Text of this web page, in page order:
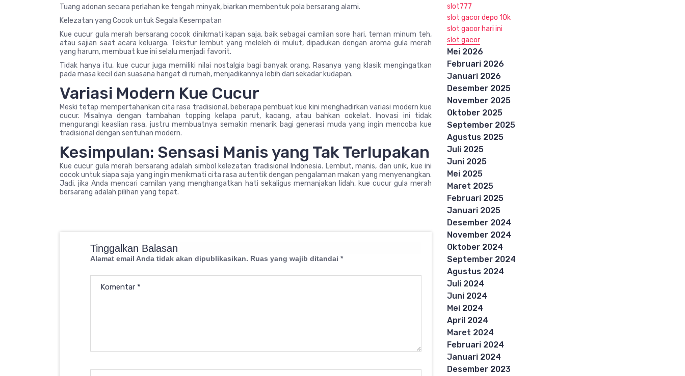
Tuang adonan secara perlahan ke tengah minyak, biarkan membentuk pola bersarang alami.
Kelezatan yang Cocok untuk Segala Kesempatan
Kue cucur gula merah bersarang cocok dinikmati kapan saja, baik sebagai camilan sore hari, teman minum teh,
atau sajian saat acara keluarga. Tekstur lembut yang meleleh di mulut, dipadukan dengan aroma gula merah
yang harum, membuat kue ini selalu menjadi favorit.
Tidak hanya itu, kue cucur juga memiliki nilai nostalgia bagi banyak orang. Rasanya yang klasik mengingatkan
pada masa kecil dan suasana hangat di rumah, menjadikannya lebih dari sekadar kudapan.
Variasi Modern Kue Cucur
Meski tetap mempertahankan cita rasa tradisional, beberapa pembuat kue kini menghadirkan variasi modern kue
cucur. Misalnya dengan tambahan topping kelapa parut, kacang, atau bahkan cokelat. Inovasi ini tidak
mengurangi keaslian rasa, justru membuatnya semakin menarik bagi generasi muda yang ingin mencoba kue
tradisional dengan sentuhan modern.
Kesimpulan: Sensasi Manis yang Tak Terlupakan
Kue cucur gula merah bersarang adalah simbol kelezatan tradisional Indonesia. Lembut, manis, dan unik, kue ini
cocok untuk siapa saja yang ingin menikmati cita rasa autentik dengan pengalaman makan yang menyenangkan.
Jadi, jika Anda mencari camilan yang menghangatkan hati sekaligus memanjakan lidah, kue cucur gula merah
bersarang adalah pilihan yang tepat.
Tinggalkan Balasan
Alamat email Anda tidak akan dipublikasikan. Ruas yang wajib ditandai *
Komentar *
slot777
slot gacor depo 10k
slot gacor hari ini
slot gacor
Mei 2026
Februari 2026
Januari 2026
Desember 2025
November 2025
Oktober 2025
September 2025
Agustus 2025
Juli 2025
Juni 2025
Mei 2025
Maret 2025
Februari 2025
Januari 2025
Desember 2024
November 2024
Oktober 2024
September 2024
Agustus 2024
Juli 2024
Juni 2024
Mei 2024
April 2024
Maret 2024
Februari 2024
Januari 2024
Desember 2023